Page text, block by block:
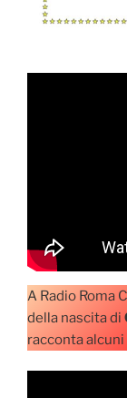
A Radio Roma
della nascita di
racconta